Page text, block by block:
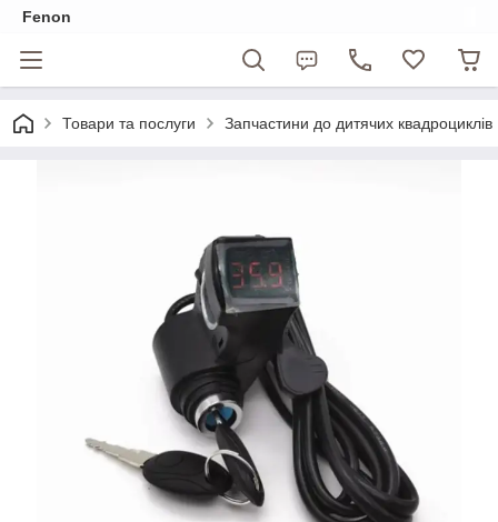
Fenon
Товари та послуги Запчастини до дитячих квадроциклів